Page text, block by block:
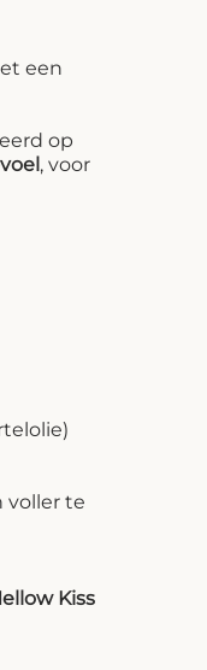
een
op
, voor
voller te
Kiss